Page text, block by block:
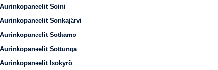
Aurinkopaneelit Soini
Aurinkopaneelit Sonkajärvi
Aurinkopaneelit Sotkamo
Aurinkopaneelit Sottunga
Aurinkopaneelit Isokyrö